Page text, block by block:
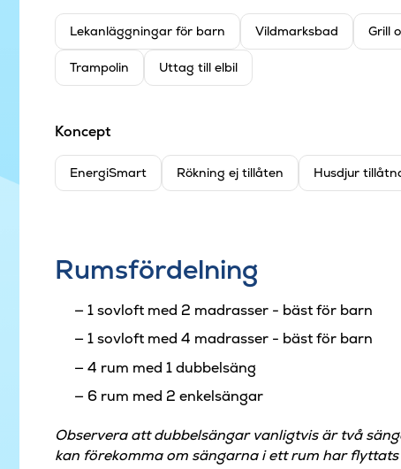
Lekanläggningar för barn Vildmarksbad Grill
Trampolin Uttag till elbil
Koncept
EnergiSmart Rökning ej tillåten Husdjur
Rumsfördelning
1 sovloft med 2 madrasser - bäst för barn
1 sovloft med 4 madrasser - bäst för barn
4 rum med 1 dubbelsäng
6 rum med 2 enkelsängar
Observera att dubbelsängar vanligtvis är två
kan förekomma om sängarna i ett rum har